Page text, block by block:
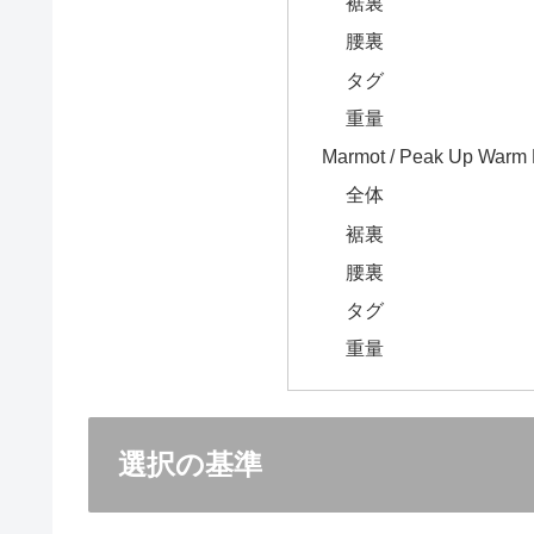
腰裏
タグ
重量
Marmot / Peak Up Warm
全体
裾裏
腰裏
タグ
重量
選択の基準